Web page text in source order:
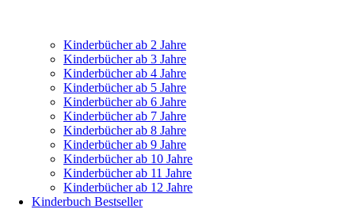
Kinderbücher ab 2 Jahre
Kinderbücher ab 3 Jahre
Kinderbücher ab 4 Jahre
Kinderbücher ab 5 Jahre
Kinderbücher ab 6 Jahre
Kinderbücher ab 7 Jahre
Kinderbücher ab 8 Jahre
Kinderbücher ab 9 Jahre
Kinderbücher ab 10 Jahre
Kinderbücher ab 11 Jahre
Kinderbücher ab 12 Jahre
Kinderbuch Bestseller